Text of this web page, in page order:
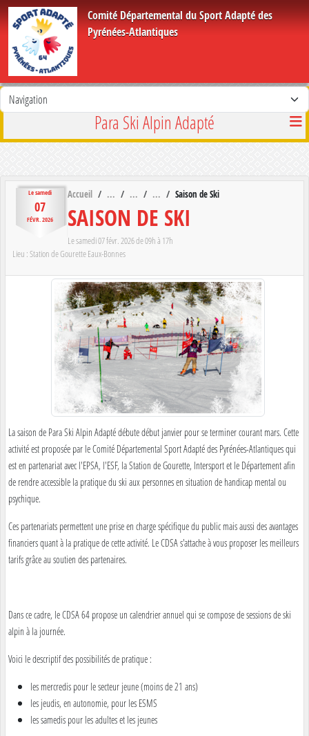
Comité Départemental du Sport Adapté des
Pyrénées-Atlantiques
Para Ski Alpin Adapté
Lesamedi
07
FÉVR.2026
Accueil Saison de Ski
SAISON DE SKI
Lesamedi07févr. 2026de 09h à 17h
Lieu :Station de GouretteEaux-Bonnes
La saison de Para Ski Alpin Adapté débute début janvier pour se terminer courant mars. Cette
activité est proposée par le Comité Départemental Sport Adapté des Pyrénées-Atlantiques qui
est en partenariat avec l'EPSA, l'ESF, la Station de Gourette, Intersport et le Département afin
de rendre accessible la pratique du ski aux personnes en situation de handicap mental ou
psychique.
Ces partenariats permettent une prise en charge spécifique du public mais aussi des avantages
financiers quant à la pratique de cette activité. Le CDSA s'attache à vous proposer les meilleurs
tarifs grâce au soutien des partenaires.
Dans ce cadre, le CDSA 64 propose un calendrier annuel qui se compose de sessions de ski
alpin à la journée.
Voici le descriptif des possibilités de pratique :
les mercredis pour le secteur jeune (moins de 21 ans)
les jeudis, en autonomie, pour les ESMS
les samedis pour les adultes et les jeunes
Panneau de gestion des cookies